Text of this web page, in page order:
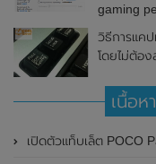
gaming
วิธีการแค
โดยไม่ต้อง
เนื้อห
เปิดตัวแท็บเล็ต POCO Pad (5G) อย่างเป็นทางการแล้ว